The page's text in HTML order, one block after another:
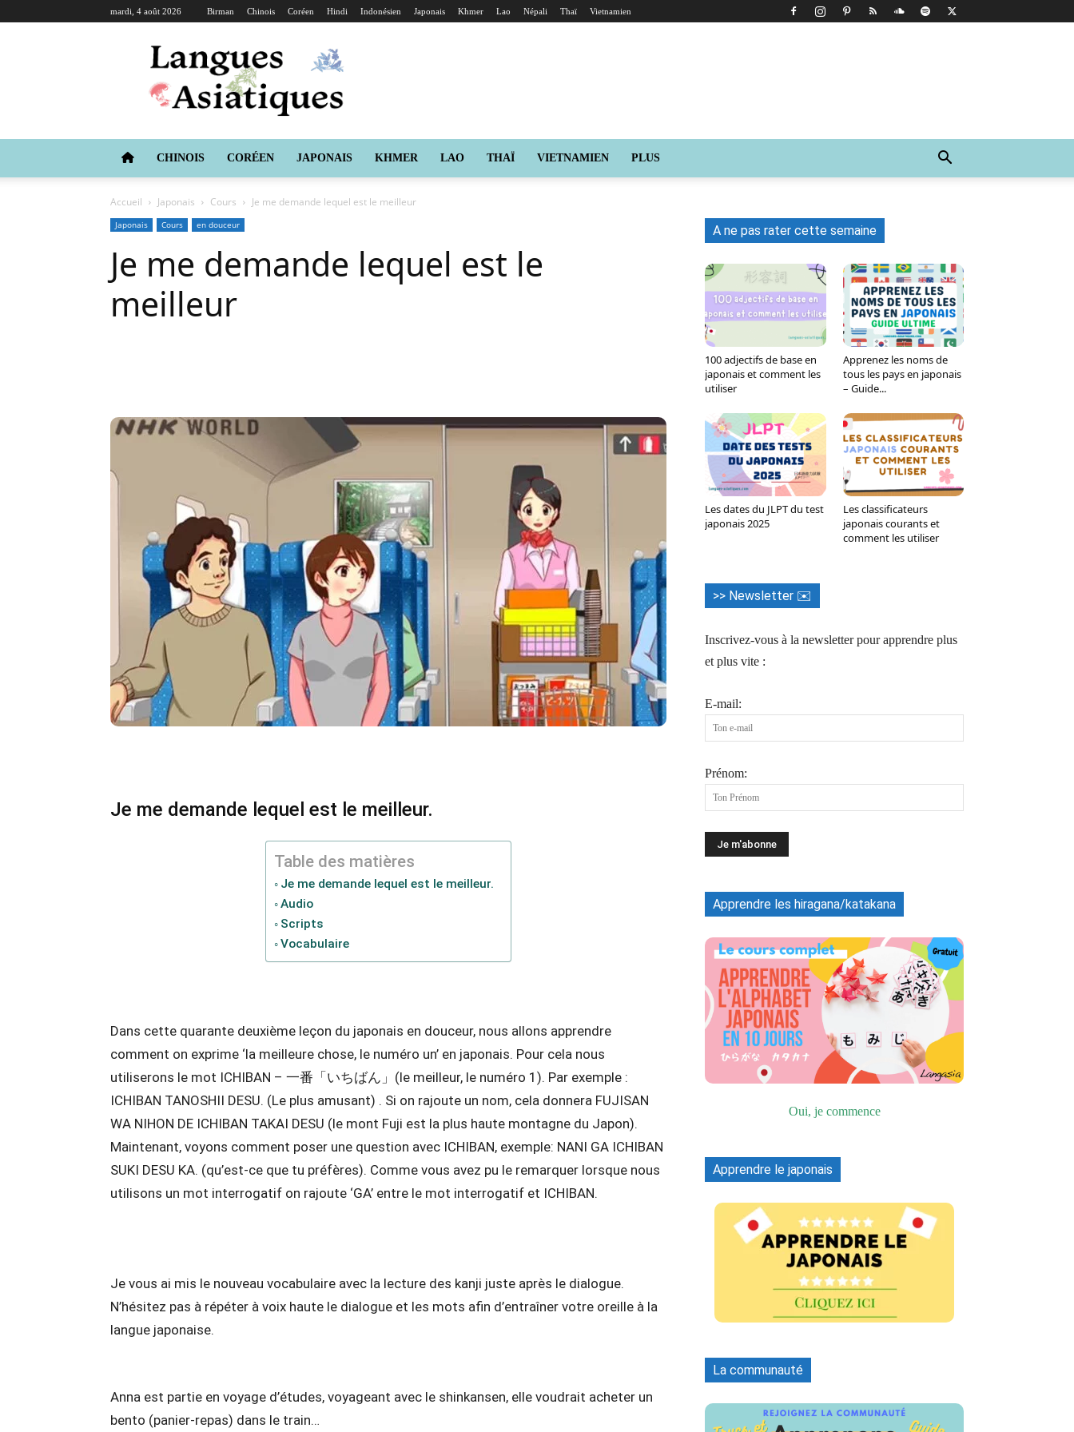
mardi, 4 août 2026 Birman Chinois Coréen Hindi Indonésien Japonais Khmer Lao Népali Thaï Vietnamien
Langues
Asiatiques
CHINOIS CORÉEN JAPONAIS KHMER LAO THAÏ VIETNAMIEN PLUS
Accueil Japonais Cours Je me demande lequel est le meilleur
Japonais Cours en douceur
Je me demande lequel est le
meilleur
Tumblr WhatsApp Viber
Je me demande lequel est le meilleur.
Table des matières
Je me demande lequel est le meilleur.
Audio
Scripts
Vocabulaire
Dans cette quarante deuxième leçon du japonais en douceur, nous allons apprendre
comment on exprime ‘la meilleure chose, le numéro un’ en japonais. Pour cela nous
utiliserons le mot ICHIBAN – 一番「いちばん」(le meilleur, le numéro 1). Par exemple :
ICHIBAN TANOSHII DESU. (Le plus amusant) . Si on rajoute un nom, cela donnera FUJISAN
WA NIHON DE ICHIBAN TAKAI DESU (le mont Fuji est la plus haute montagne du Japon).
Maintenant, voyons comment poser une question avec ICHIBAN, exemple: NANI GA ICHIBAN
SUKI DESU KA. (qu’est-ce que tu préfères). Comme vous avez pu le remarquer lorsque nous
utilisons un mot interrogatif on rajoute ‘GA’ entre le mot interrogatif et ICHIBAN.
Je vous ai mis le nouveau vocabulaire avec la lecture des kanji juste après le dialogue.
N’hésitez pas à répéter à voix haute le dialogue et les mots afin d’entraîner votre oreille à la
langue japonaise.
Anna est partie en voyage d’études, voyageant avec le shinkansen, elle voudrait acheter un
bento (panier-repas) dans le train…
A ne pas rater cette semaine
100 adjectifs de base en
japonais et comment les
utiliser
Apprenez les noms de
tous les pays en japonais
– Guide...
Les dates du JLPT du test
japonais 2025
Les classificateurs
japonais courants et
comment les utiliser
>> Newsletter ✉️
Inscrivez-vous à la newsletter pour apprendre plus
et plus vite :
E-mail:
Prénom:
Apprendre les hiragana/katakana
Oui, je commence
Apprendre le japonais
La communauté